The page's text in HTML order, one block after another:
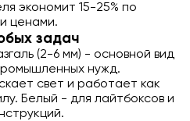
экономит 15-25% по
ценами.
задач
(2-6 мм) - основной вид
нужд.
свет и работает как
Белый - для лайтбоксов и